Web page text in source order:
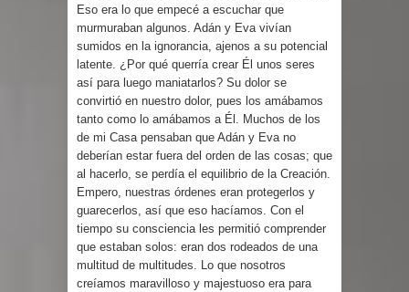
Eso era lo que empecé a escuchar que
murmuraban algunos. Adán y Eva vivían
sumidos en la ignorancia, ajenos a su potencial
latente. ¿Por qué querría crear Él unos seres
así para luego maniatarlos? Su dolor se
convirtió en nuestro dolor, pues los amábamos
tanto como lo amábamos a Él. Muchos de los
de mi Casa pensaban que Adán y Eva no
deberían estar fuera del orden de las cosas; que
al hacerlo, se perdía el equilibrio de la Creación.
Empero, nuestras órdenes eran protegerlos y
guarecerlos, así que eso hacíamos. Con el
tiempo su consciencia les permitió comprender
que estaban solos: eran dos rodeados de una
multitud de multitudes. Lo que nosotros
creíamos maravilloso y majestuoso era para